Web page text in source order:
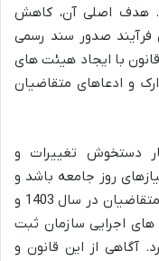
هدف اصلی آن، کاهش
فرآیند صدور سند رسمی
با ایجاد هیئت های
و ادعاهای متقاضیان
دستخوش تغییرات و
روز جامعه باشد و
فرآیند را برای مردم تسهیل کند. لذا، برای متقاضیان در سال 1403 و
های اجرایی سازمان ثبت
آگاهی از این قانون و